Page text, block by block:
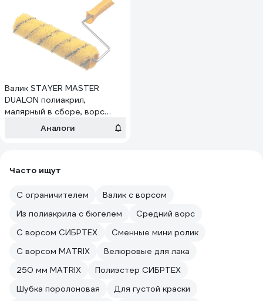
Валик STAYER MASTER
DUALON полиакрил,
малярный в сборе, ворс
12мм, бюгель 6мм, 40x240мм
Аналоги
Часто ищут
С ограничителем
Валик с ворсом
Из полиакрила с бюгелем
Средний ворс
С ворсом СИБРТЕХ
Сменные мини ролик
С ворсом MATRIX
Велюровые для лака
250 мм MATRIX
Полиэстер СИБРТЕХ
Шубка поролоновая
Для густой краски